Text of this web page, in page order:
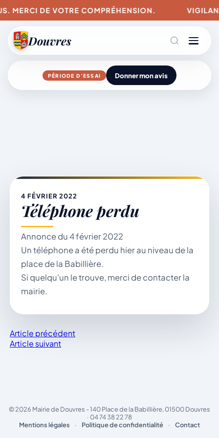
MERCI DE VOTRE COMPRÉHENSION.
Douvres
Agenda
Mairie & Vie municipale
Démarches & Vie pratique
Secrétariat ouvert
Lundi, mardi, jeudi, vendredi de 8h30 à 12h et
PÉRIODE D’ESSAI Donner mon avis
4 FÉVRIER 2022
Téléphone perdu
Annonce du 4 février 2022
Un téléphone a été perdu hier au niveau de la
place de la Babillière.
Si quelqu'un le trouve, merci de contacter la
mairie.
Article précédent
Article suivant
© 2026 Mairie de Douvres - 140 Place de la Babillière, 01500 Douvres
· 04 74 38 22 78
Mentions légales
· Politique de confidentialité · Contact